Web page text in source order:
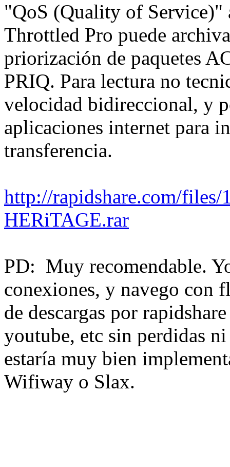
"QoS (Quality of Service)"
Throttled Pro puede
priorización de paquetes
PRIQ. Para lectura no
velocidad bidireccional, y
aplicaciones internet para
transferencia.
http://rapidshare.com/
HERiTAGE.rar
PD: Muy recomendable.
conexiones, y navego con
de descargas por
youtube, etc sin perdidas
estaría muy bien
Wifiway o Slax.